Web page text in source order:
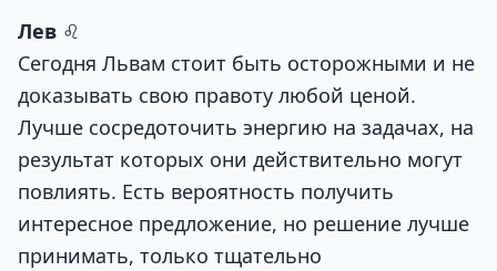
Лев ♌
Сегодня Львам стоит быть осторожными и не
доказывать свою правоту любой ценой.
Лучше сосредоточить энергию на задачах, на
результат которых они действительно могут
повлиять. Есть вероятность получить
интересное предложение, но решение лучше
принимать, только тщательно